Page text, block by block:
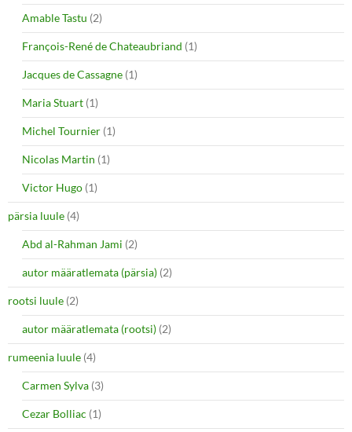
Amable Tastu (2)
François-René de Chateaubriand (1)
Jacques de Cassagne (1)
Maria Stuart (1)
Michel Tournier (1)
Nicolas Martin (1)
Victor Hugo (1)
pärsia luule (4)
Abd al-Rahman Jami (2)
autor määratlemata (pärsia) (2)
rootsi luule (2)
autor määratlemata (rootsi) (2)
rumeenia luule (4)
Carmen Sylva (3)
Cezar Bolliac (1)